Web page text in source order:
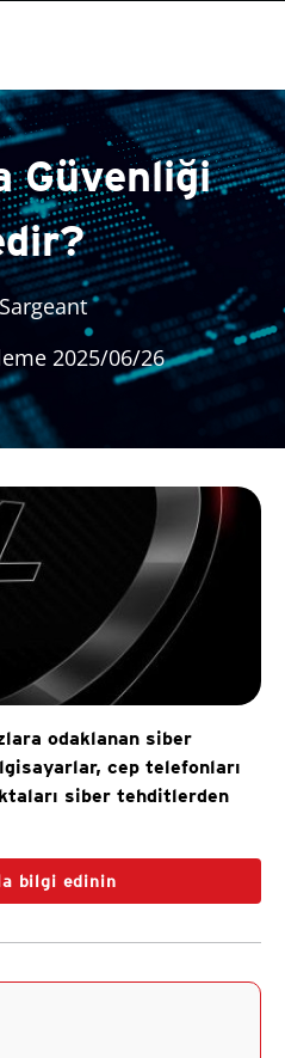
Güvenliği
2025/06/26
odaklanan siber
cep telefonları
siber tehditlerden
bilgi edinin